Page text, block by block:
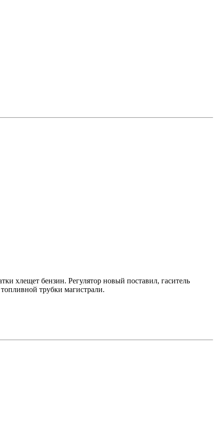
хлещет бензин. Регулятор новый поставил, гаситель
трубки магистрали.